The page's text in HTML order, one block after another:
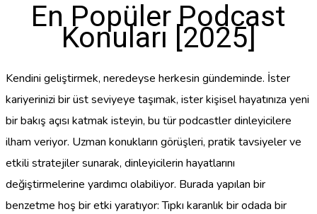
En Popüler Podcast
Konuları [2025]
Kendini geliştirmek, neredeyse herkesin gündeminde. İster
kariyerinizi bir üst seviyeye taşımak, ister kişisel hayatınıza yeni
bir bakış açısı katmak isteyin, bu tür podcastler dinleyicilere
ilham veriyor. Uzman konukların görüşleri, pratik tavsiyeler ve
etkili stratejiler sunarak, dinleyicilerin hayatlarını
değiştirmelerine yardımcı olabiliyor. Burada yapılan bir
benzetme hoş bir etki yaratıyor: Tıpkı karanlık bir odada bir